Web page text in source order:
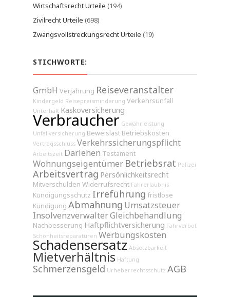
Wirtschaftsrecht Urteile (194)
Zivilrecht Urteile (698)
Zwangsvollstreckungsrecht Urteile (19)
STICHWORTE:
GmbH Verjährung Reiseveranstalter
Kindergeld Reisepreisminderung Verkehrsunfall
Unterhalt Kaskoversicherung
Verbraucher Gewährleistung
Unfallversicherung Beweislast Betriebskosten
Vertragsschluss Verkehrssicherungspflicht
Arbeitszeit Darlehen Testament
Wohnungseigentümer Betriebsrat Polizei
Arbeitsvertrag Persönlichkeitsrecht
Mitverschulden Widerrufsrecht Fahrerlaubnis
Kündigungsschutz Irreführung fristlose
Kündigung Abmahnung Umsatzsteuer
InsolvenzverwalterGleichbehandlung
Nachbesserung Haftpflichtversicherung Fahrverbot
Schönheitsreparaturen Werbungskosten
Schadensersatz Absetzbarkeit
Mietverhältnis Haftung
Schmerzensgeld Urheberrechtsschutz AGB